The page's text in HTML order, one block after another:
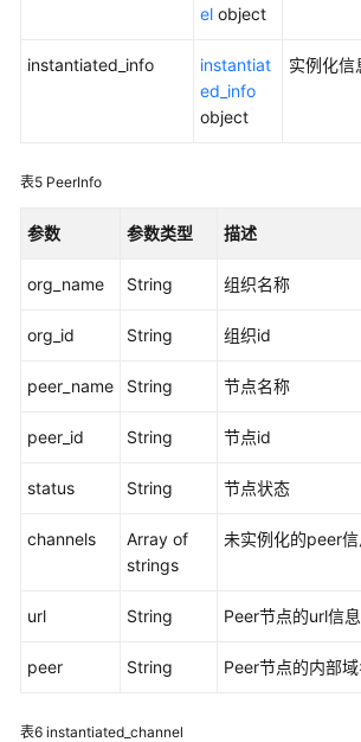
开
布
域）
发
el object
instantiated_info
instantiat
ed_info
object
实例化信
表5 PeerInfo
参数 参数类型 描述
org_name String 组织名称
org_id String 组织id
peer_name String 节点名称
peer_id String 节点id
status String 节点状态
channels
Array of
strings
未实例化的peer信
url String Peer节点的url信息
peer String Peer节点的内部域
表6 instantiated_channel